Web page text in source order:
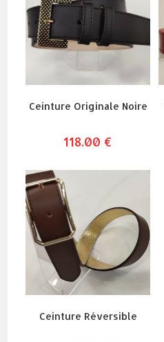
Ceinture Originale Noire
118.00€
Ceinture Réversible